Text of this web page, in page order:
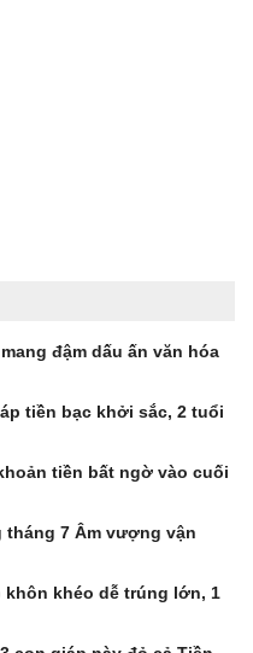
đậm dấu ấn văn hóa
tiền bạc khởi sắc, 2 tuổi
tiền bất ngờ vào cuối
tháng 7 Âm vượng vận
khéo dễ trúng lớn, 1